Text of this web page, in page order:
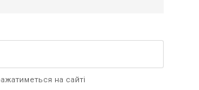
на сайті